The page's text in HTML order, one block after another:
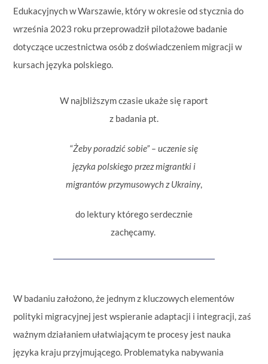
Edukacyjnych w Warszawie, który w okresie od stycznia do
września 2023 roku przeprowadził pilotażowe badanie
dotyczące uczestnictwa osób z doświadczeniem migracji w
kursach języka polskiego.
W najbliższym czasie ukaże się raport
z badania pt.
“Żeby poradzić sobie” – uczenie się
języka polskiego przez migrantki i
migrantów przymusowych z Ukrainy,
do lektury którego serdecznie
zachęcamy.
W badaniu założono, że jednym z kluczowych elementów
polityki migracyjnej jest wspieranie adaptacji i integracji, zaś
ważnym działaniem ułatwiającym te procesy jest nauka
języka kraju przyjmującego. Problematyka nabywania